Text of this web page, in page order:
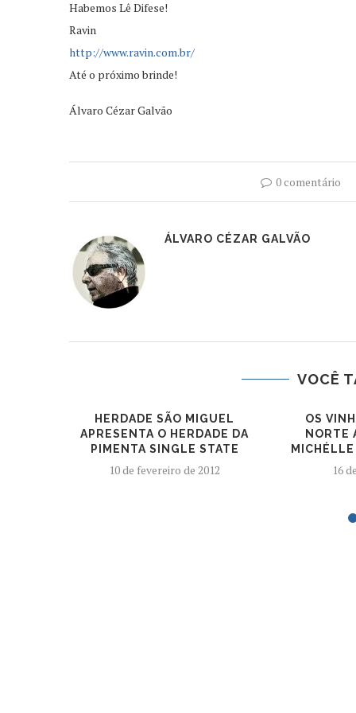
Habemos Lê Difese!
Ravin
http://www.ravin.com.br/
Até o próximo brinde!
Álvaro Cézar Galvão
0 comentário
ÁLVARO CÉZAR GALVÃO
VOCÊ
HERDADE SÃO MIGUEL
APRESENTA O HERDADE DA
PIMENTA SINGLE STATE
10 de fevereiro de 2012
OS
NORTE
16